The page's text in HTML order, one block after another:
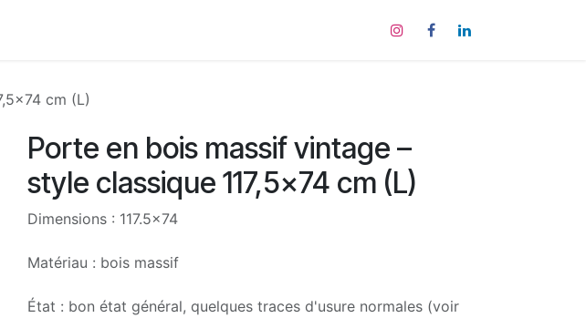
cm (L)
Porte en bois massif vintage –
style classique 117,5x74 cm (L)
Dimensions : 117.5x74
Matériau : bois massif
État : bon état général, quelques traces d'usure normales (voir